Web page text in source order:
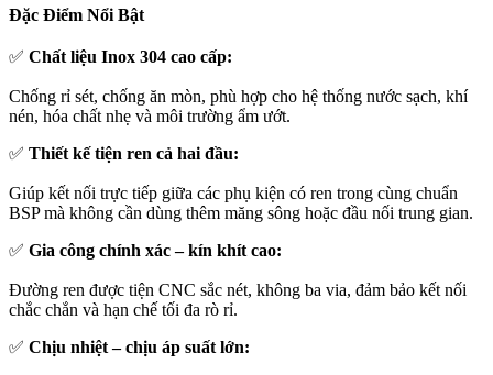
Đặc Điểm Nổi Bật
✅ Chất liệu Inox 304 cao cấp:
Chống rỉ sét, chống ăn mòn, phù hợp cho hệ thống nước sạch, khí
nén, hóa chất nhẹ và môi trường ẩm ướt.
✅ Thiết kế tiện ren cả hai đầu:
Giúp kết nối trực tiếp giữa các phụ kiện có ren trong cùng chuẩn
BSP mà không cần dùng thêm măng sông hoặc đầu nối trung gian.
✅ Gia công chính xác – kín khít cao:
Đường ren được tiện CNC sắc nét, không ba via, đảm bảo kết nối
chắc chắn và hạn chế tối đa rò rỉ.
✅ Chịu nhiệt – chịu áp suất lớn: